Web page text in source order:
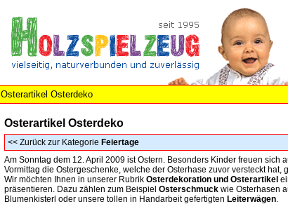
Osterartikel Osterdeko
Osterartikel Osterdeko
<< Zurück zur Kategorie Feiertage
Am Sonntag dem 12. April 2009 ist Ostern. Besonders Kinder freuen sich
Vormittag die Ostergeschenke, welche der Osterhase zuvor versteckt hat,
Wir möchten Ihnen in unserer Rubrik Osterdekoration und Osterartikel
präsentieren. Dazu zählen zum Beispiel Osterschmuck wie Osterhasen
Blumenkisterl oder unsere tollen in Handarbeit gefertigten Leiterwägen.